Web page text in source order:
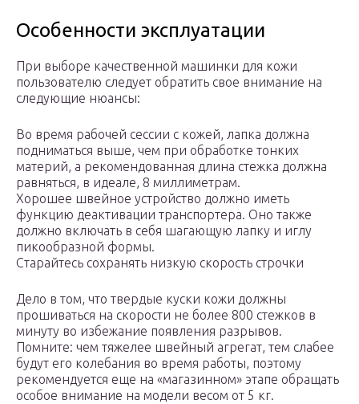
Особенности эксплуатации
При выборе качественной машинки для кожи
пользователю следует обратить свое внимание на
следующие нюансы:
Во время рабочей сессии с кожей, лапка должна
подниматься выше, чем при обработке тонких
материй, а рекомендованная длина стежка должна
равняться, в идеале, 8 миллиметрам.
Хорошее швейное устройство должно иметь
функцию деактивации транспортера. Оно также
должно включать в себя шагающую лапку и иглу
пикообразной формы.
Старайтесь сохранять низкую скорость строчки
Дело в том, что твердые куски кожи должны
прошиваться на скорости не более 800 стежков в
минуту во избежание появления разрывов.
Помните: чем тяжелее швейный агрегат, тем слабее
будут его колебания во время работы, поэтому
рекомендуется еще на «магазинном» этапе обращать
особое внимание на модели весом от 5 кг.